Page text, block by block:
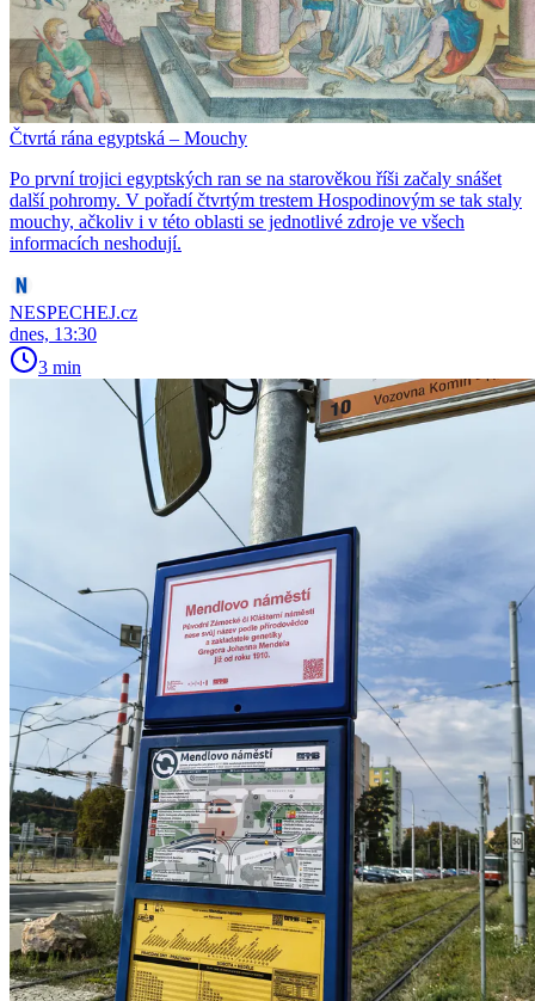
Čtvrtá rána egyptská – Mouchy
Po první trojici egyptských ran se na starověkou říši začaly snášet
další pohromy. V pořadí čtvrtým trestem Hospodinovým se tak staly
mouchy, ačkoliv i v této oblasti se jednotlivé zdroje ve všech
informacích neshodují.
NESPECHEJ.cz
dnes, 13:30
3 min